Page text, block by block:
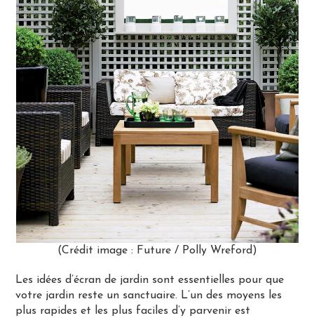
(Crédit image : Future / Polly Wreford)
Les idées d’écran de jardin sont essentielles pour que
votre jardin reste un sanctuaire. L’un des moyens les
plus rapides et les plus faciles d’y parvenir est